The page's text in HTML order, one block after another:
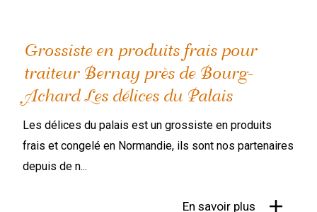
Grossiste en produits frais pour
traiteur Bernay près de Bourg-
Achard Les délices du Palais
Les délices du palais est un grossiste en produits
frais et congelé en Normandie, ils sont nos partenaires
depuis de n...
En savoir plus